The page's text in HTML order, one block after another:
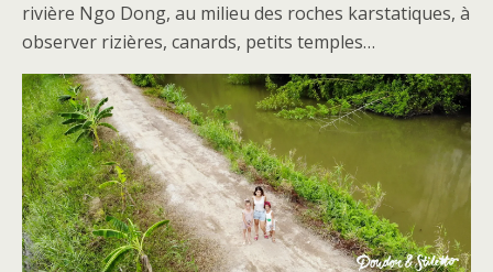
rivière Ngo Dong, au milieu des roches karstatiques, à
observer rizières, canards, petits temples…